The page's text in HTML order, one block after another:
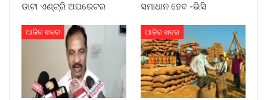
ଡାଟା ଏଣ୍ଟ୍ରି ଅପରେଟର
ସମାଧାନ ହେବ -ଭିସି
ଆଜିର ଖବର ଆଜିର ଖବର